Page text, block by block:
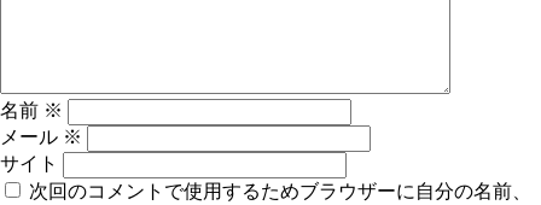
名前 ※
メール ※
サイト
次回のコメントで使用するためブラウザーに自分の名前、